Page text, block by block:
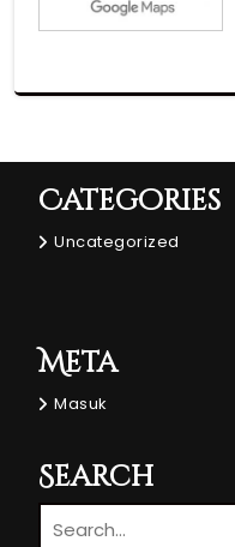
Categories
Uncategorized
Meta
Masuk
Search